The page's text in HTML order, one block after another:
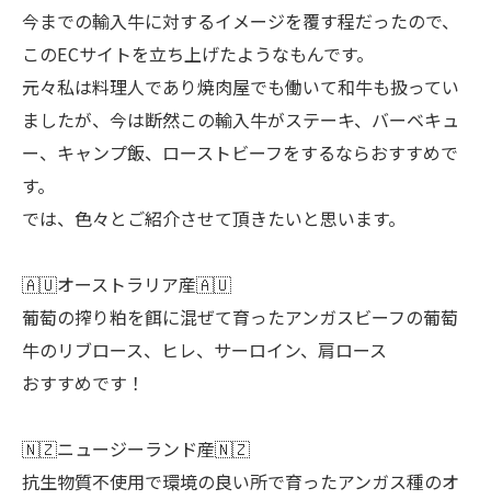
今までの輸入牛に対するイメージを覆す程だったので、
このECサイトを立ち上げたようなもんです。
元々私は料理人であり焼肉屋でも働いて和牛も扱ってい
ましたが、今は断然この輸入牛がステーキ、バーベキュ
ー、キャンプ飯、ローストビーフをするならおすすめで
す。
では、色々とご紹介させて頂きたいと思います。
🇦🇺オーストラリア産🇦🇺
葡萄の搾り粕を餌に混ぜて育ったアンガスビーフの葡萄
牛のリブロース、ヒレ、サーロイン、肩ロース
おすすめです！
🇳🇿ニュージーランド産🇳🇿
抗生物質不使用で環境の良い所で育ったアンガス種のオ